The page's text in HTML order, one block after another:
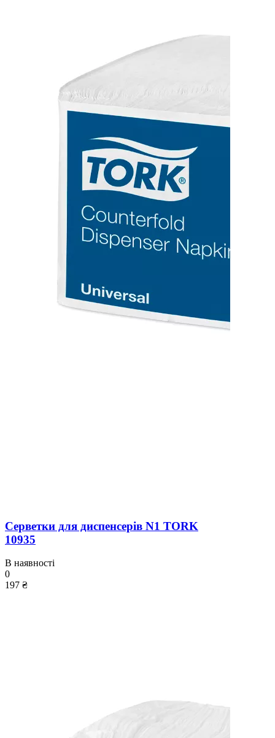
Серветки для диспенсерів N1 TORK
10935
В наявності
0
197 ₴